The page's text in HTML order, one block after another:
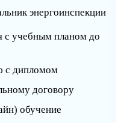
энергоинспекции
с учебным планом до
с дипломом
договору
обучение